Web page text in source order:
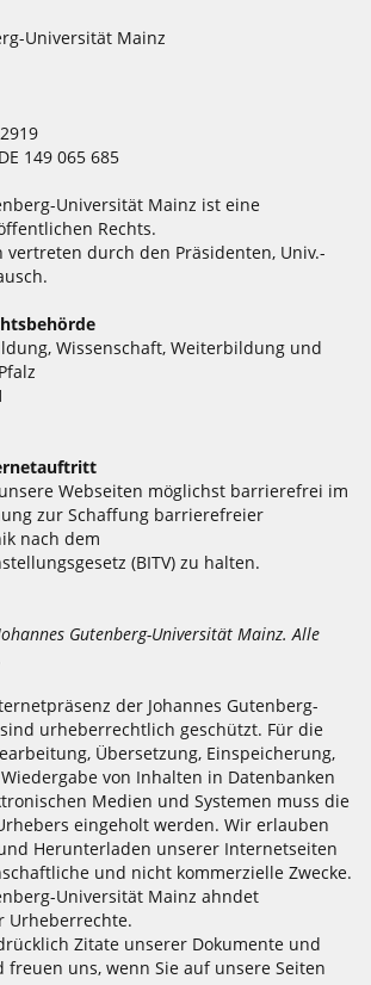
Universität Mainz
149 065 685
Universität Mainz ist eine
Rechts.
vertreten durch den Präsidenten, Univ.-
Wissenschaft, Weiterbildung und
Webseiten möglichst barrierefrei im
zur Schaffung barrierefreier
nach dem
(BITV) zu halten.
Gutenberg-Universität Mainz. Alle
der Johannes Gutenberg-
urheberrechtlich geschützt. Für die
Übersetzung, Einspeicherung,
von Inhalten in Datenbanken
Medien und Systemen muss die
eingeholt werden. Wir erlauben
Herunterladen unserer Internetseiten
und nicht kommerzielle Zwecke.
Universität Mainz ahndet
Urheberrechte.
Zitate unserer Dokumente und
uns, wenn Sie auf unsere Seiten